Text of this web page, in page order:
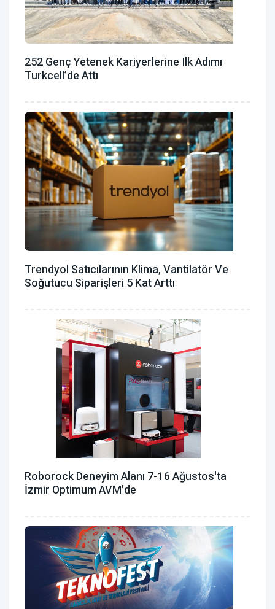
252 Genç Yetenek Kariyerlerine Ilk Adımı
Turkcell’de Attı
Trendyol Satıcılarının Klima, Vantilatör ‎ve
Soğutucu Siparişleri 5 Kat Arttı
Roborock Deneyim Alanı 7-16 Ağustos'ta
İzmir Optimum AVM'de